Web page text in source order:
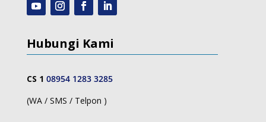
Hubungi Kami
CS 1 08954 1283 3285
(WA / SMS / Telpon )